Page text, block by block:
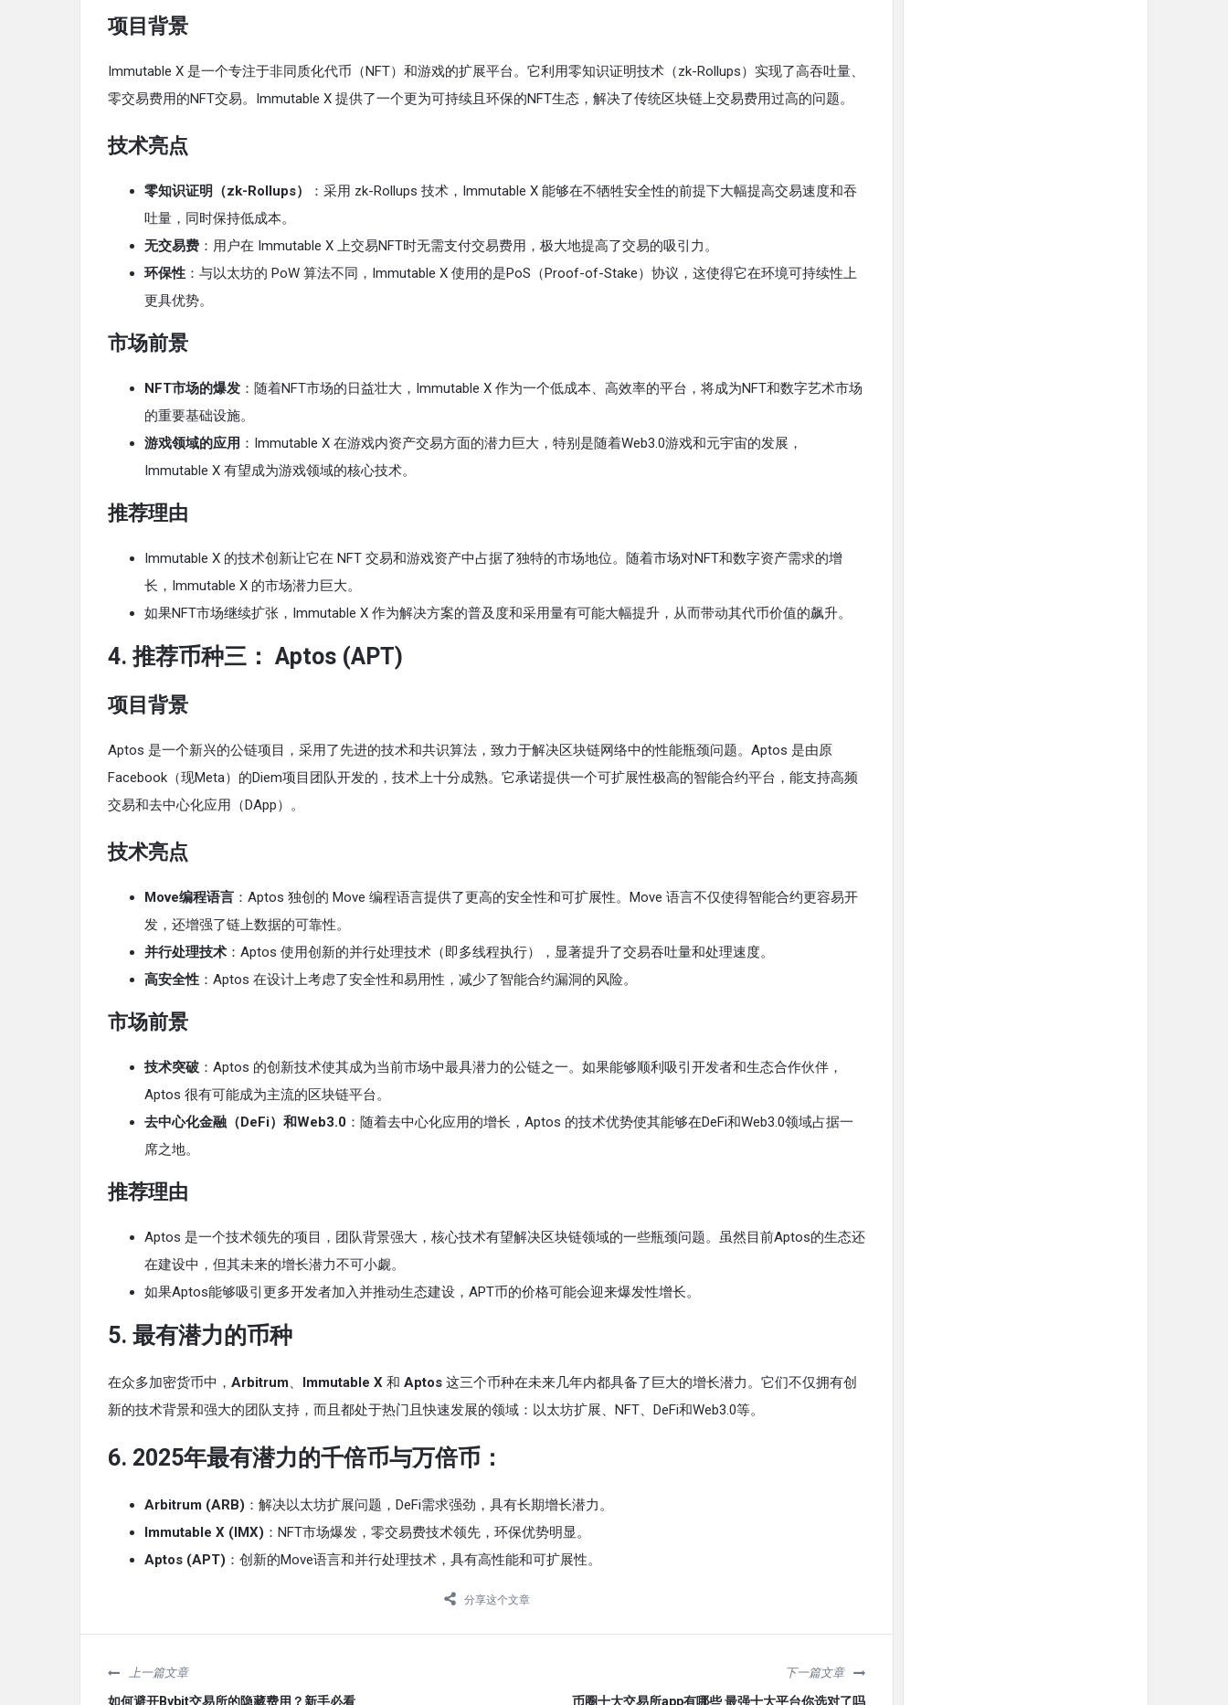
项目背景
Immutable X 是一个专注于非同质化代币（NFT）和游戏的扩展平台。它利用零知识证明技术（zk-Rollups）实现了高吞吐量、
零交易费用的NFT交易。Immutable X 提供了一个更为可持续且环保的NFT生态，解决了传统区块链上交易费用过高的问题。
技术亮点
零知识证明（zk-Rollups）
：采用 zk-Rollups 技术，Immutable X 能够在不牺牲安全性的前提下大幅提高交易速度和吞
吐量，同时保持低成本。
无交易费 ：用户在 Immutable X 上交易NFT时无需支付交易费用，极大地提高了交易的吸引力。
环保性 ：与以太坊的 PoW 算法不同，Immutable X 使用的是PoS（Proof-of-Stake）协议，这使得它在环境可持续性上
更具优势。
市场前景
NFT市场的爆发 ：随着NFT市场的日益壮大，Immutable X 作为一个低成本、高效率的平台，将成为NFT和数字艺术市场
的重要基础设施。
游戏领域的应用 ：Immutable X 在游戏内资产交易方面的潜力巨大，特别是随着Web3.0游戏和元宇宙的发展，
Immutable X 有望成为游戏领域的核心技术。
推荐理由
Immutable X 的技术创新让它在 NFT 交易和游戏资产中占据了独特的市场地位。随着市场对NFT和数字资产需求的增
长，Immutable X 的市场潜力巨大。
如果NFT市场继续扩张，Immutable X 作为解决方案的普及度和采用量有可能大幅提升，从而带动其代币价值的飙升。
4. 推荐币种三： Aptos (APT)
项目背景
Aptos 是一个新兴的公链项目，采用了先进的技术和共识算法，致力于解决区块链网络中的性能瓶颈问题。Aptos 是由原
Facebook（现Meta）的Diem项目团队开发的，技术上十分成熟。它承诺提供一个可扩展性极高的智能合约平台，能支持高频
交易和去中心化应用（DApp）。
技术亮点
Move编程语言 ：Aptos 独创的 Move 编程语言提供了更高的安全性和可扩展性。Move 语言不仅使得智能合约更容易开
发，还增强了链上数据的可靠性。
并行处理技术 ：Aptos 使用创新的并行处理技术（即多线程执行），显著提升了交易吞吐量和处理速度。
高安全性 ：Aptos 在设计上考虑了安全性和易用性，减少了智能合约漏洞的风险。
市场前景
技术突破 ：Aptos 的创新技术使其成为当前市场中最具潜力的公链之一。如果能够顺利吸引开发者和生态合作伙伴，
Aptos 很有可能成为主流的区块链平台。
去中心化金融（DeFi）和Web3.0 ：随着去中心化应用的增长，Aptos 的技术优势使其能够在DeFi和Web3.0领域占据一
席之地。
推荐理由
Aptos 是一个技术领先的项目，团队背景强大，核心技术有望解决区块链领域的一些瓶颈问题。虽然目前Aptos的生态还
在建设中，但其未来的增长潜力不可小觑。
如果Aptos能够吸引更多开发者加入并推动生态建设，APT币的价格可能会迎来爆发性增长。
5. 最有潜力的币种
在众多加密货币中， Arbitrum、 Immutable X 和 Aptos 这三个币种在未来几年内都具备了巨大的增长潜力。它们不仅拥有创
新的技术背景和强大的团队支持，而且都处于热门且快速发展的领域：以太坊扩展、NFT、DeFi和Web3.0等。
6. 2025年最有潜力的千倍币与万倍币：
Arbitrum (ARB) ：解决以太坊扩展问题，DeFi需求强劲，具有长期增长潜力。
Immutable X (IMX) ：NFT市场爆发，零交易费技术领先，环保优势明显。
Aptos (APT) ：创新的Move语言和并行处理技术，具有高性能和可扩展性。
分享这个文章
上一篇文章
如何避开Bybit交易所的隐藏费用？新手必看
下一篇文章
币圈十大交易所app有哪些 最强十大平台你选对了吗